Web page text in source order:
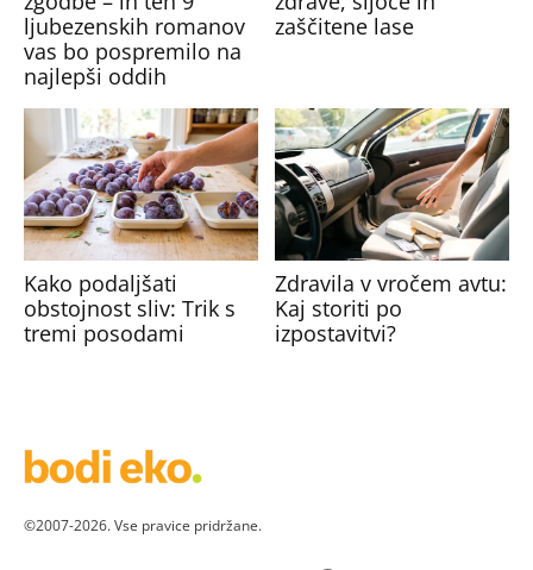
ljubezenskih romanov
vas bo pospremilo na
najlepši oddih
zaščitene lase
Kako podaljšati
obstojnost sliv: Trik s
tremi posodami
Zdravila v vročem avtu:
Kaj storiti po
izpostavitvi?
©2007-2026. Vse pravice pridržane.